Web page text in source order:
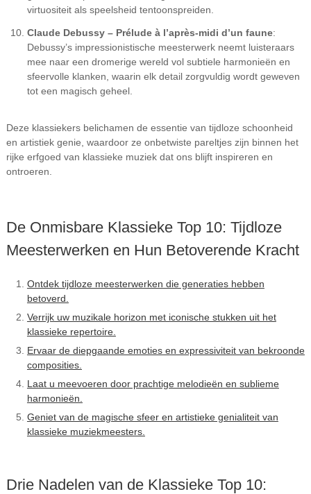
virtuositeit als speelsheid tentoonspreiden.
Claude Debussy – Prélude à l’après-midi d’un faune:
Debussy’s impressionistische meesterwerk neemt luisteraars
mee naar een dromerige wereld vol subtiele harmonieën en
sfeervolle klanken, waarin elk detail zorgvuldig wordt geweven
tot een magisch geheel.
Deze klassiekers belichamen de essentie van tijdloze schoonheid
en artistiek genie, waardoor ze onbetwiste pareltjes zijn binnen het
rijke erfgoed van klassieke muziek dat ons blijft inspireren en
ontroeren.
De Onmisbare Klassieke Top 10: Tijdloze
Meesterwerken en Hun Betoverende Kracht
Ontdek tijdloze meesterwerken die generaties hebben
betoverd.
Verrijk uw muzikale horizon met iconische stukken uit het
klassieke repertoire.
Ervaar de diepgaande emoties en expressiviteit van bekroonde
composities.
Laat u meevoeren door prachtige melodieën en sublieme
harmonieën.
Geniet van de magische sfeer en artistieke genialiteit van
klassieke muziekmeesters.
Drie Nadelen van de Klassieke Top 10: